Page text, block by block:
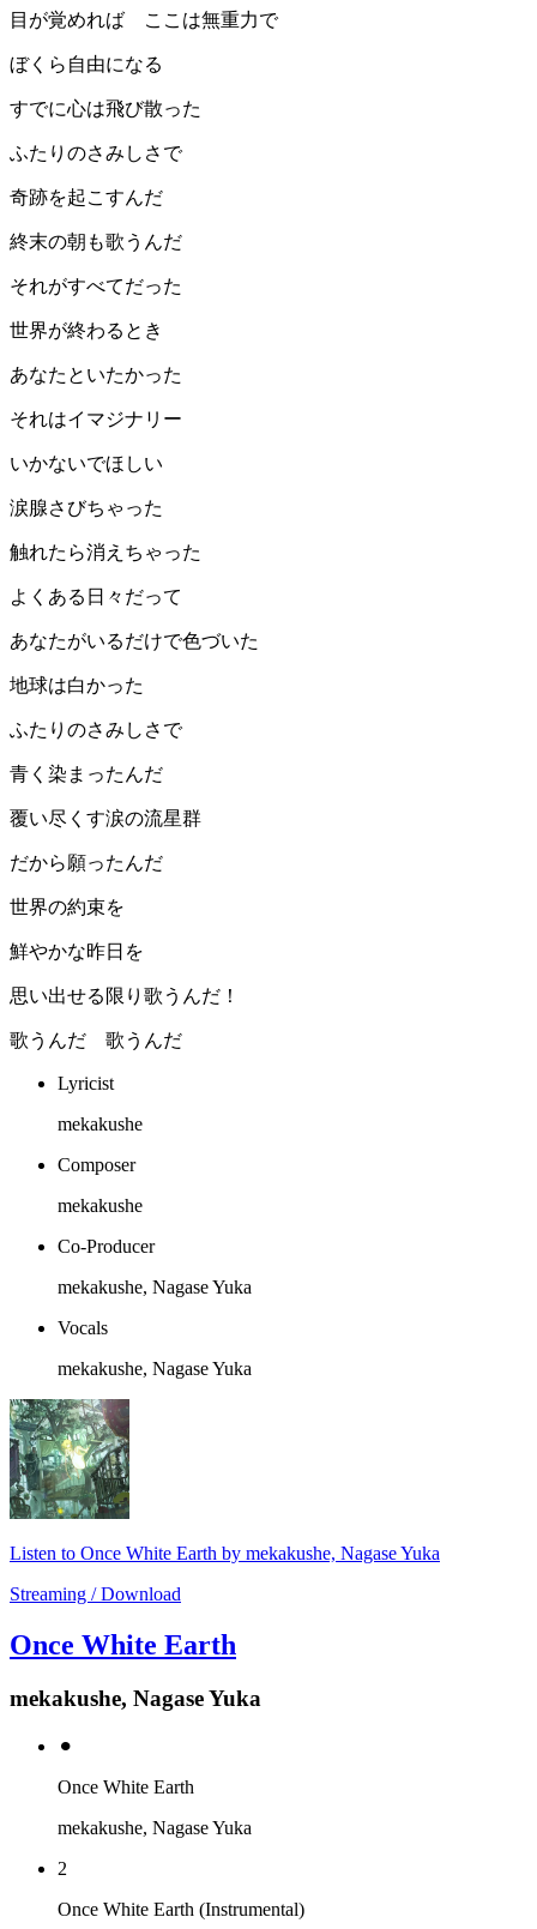
目が覚めれば ここは無重力で
ぼくら自由になる
すでに心は飛び散った
ふたりのさみしさで
奇跡を起こすんだ
終末の朝も歌うんだ
それがすべてだった
世界が終わるとき
あなたといたかった
それはイマジナリー
いかないでほしい
涙腺さびちゃった
触れたら消えちゃった
よくある日々だって
あなたがいるだけで色づいた
地球は白かった
ふたりのさみしさで
青く染まったんだ
覆い尽くす涙の流星群
だから願ったんだ
世界の約束を
鮮やかな昨日を
思い出せる限り歌うんだ！
歌うんだ 歌うんだ
Lyricist
mekakushe
Composer
mekakushe
Co-Producer
mekakushe, Nagase Yuka
Vocals
mekakushe, Nagase Yuka
Listen to Once White Earth by mekakushe, Nagase Yuka
Streaming / Download
Once White Earth
mekakushe, Nagase Yuka
⚫︎
Once White Earth
mekakushe, Nagase Yuka
2
Once White Earth (Instrumental)